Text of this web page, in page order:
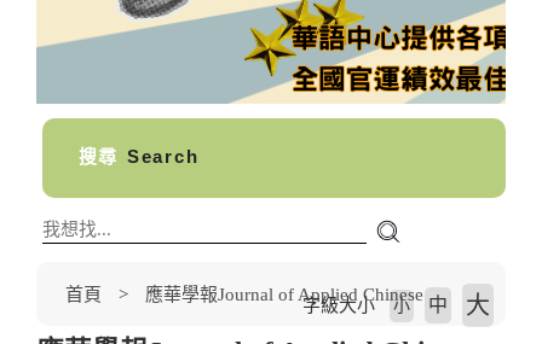
搜尋 Search
首頁 應華學報Journal of Applied Chinese
字級大小 小 中 大